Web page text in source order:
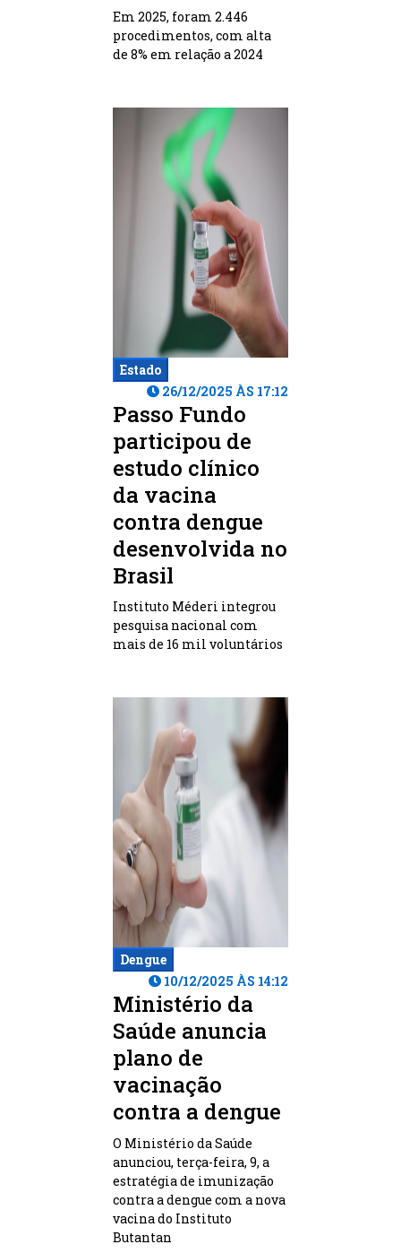
Em 2025, foram 2.446
procedimentos, com alta
de 8% em relação a 2024
Estado
26/12/2025 ÀS 17:12
Passo Fundo
participou de
estudo clínico
da vacina
contra dengue
desenvolvida no
Brasil
Instituto Méderi integrou
pesquisa nacional com
mais de 16 mil voluntários
Dengue
10/12/2025 ÀS 14:12
Ministério da
Saúde anuncia
plano de
vacinação
contra a dengue
O Ministério da Saúde
anunciou, terça-feira, 9, a
estratégia de imunização
contra a dengue com a nova
vacina do Instituto
Butantan